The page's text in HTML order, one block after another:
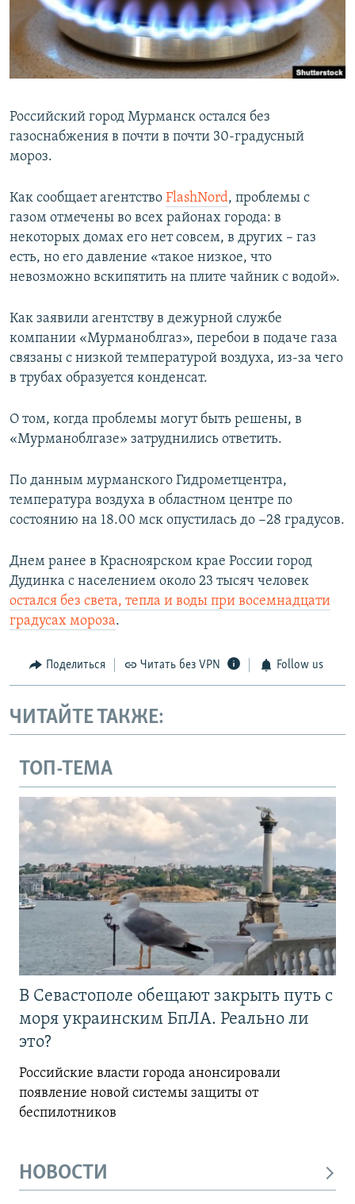
ПОБЕДИТЕЛЕЙ НЕ СУДЯТ?
КРЫМ.НЕПОКОРЕННЫЙ
ELIFBE
ПРИСОЕДИНЯЙТЕСЬ!
Все сайты RFE/RL
Российский город Мурманск остался без
газоснабжения в почти в почти 30-градусный
мороз.
Как сообщает агентство FlashNord, проблемы с
газом отмечены во всех районах города: в
некоторых домах его нет совсем, в других – газ
есть, но его давление «такое низкое, что
невозможно вскипятить на плите чайник с водой».
Как заявили агентству в дежурной службе
компании «Мурманоблгаз», перебои в подаче газа
связаны с низкой температурой воздуха, из-за чего
в трубах образуется конденсат.
О том, когда проблемы могут быть решены, в
«Мурманоблгазе» затруднились ответить.
По данным мурманского Гидрометцентра,
температура воздуха в областном центре по
состоянию на 18.00 мск опустилась до −28 градусов.
Днем ранее в Красноярском крае России город
Дудинка с населением около 23 тысяч человек
остался без света, тепла и воды при восемнадцати
градусах мороза.
Поделиться Читать без VPN Follow us
ЧИТАЙТЕ ТАКЖЕ:
ТОП-ТЕМА
В Севастополе обещают закрыть путь с
моря украинским БпЛА. Реально ли
это?
Российские власти города анонсировали
появление новой системы защиты от
беспилотников
НОВОСТИ